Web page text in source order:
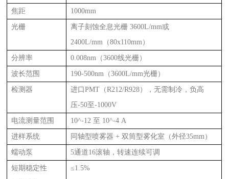
焦距 1000mm
光栅
离子刻蚀全息光栅 3600L/mm或
2400L/mm（80x110mm）
分辨率 0.008nm（3600线光栅）
波长范围 190-500nm（3600L/mm光栅）
检测器
进口PMT（R212/R928），无需制冷，负高
压-50至-1000V
电流测量范围 10^-12 至 10^-4 A
进样系统 同轴型喷雾器 + 双筒型雾化室（外径35mm）
蠕动泵 5通道16滚轴，转速连续可调
短期稳定性
≤1.5%